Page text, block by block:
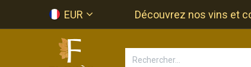
EUR Découvrez nos vins et